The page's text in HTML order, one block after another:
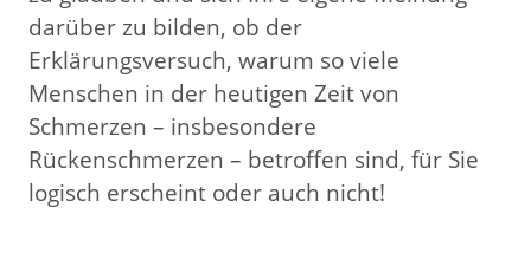
darüber zu bilden, ob der
Erklärungsversuch, warum so viele
Menschen in der heutigen Zeit von
Schmerzen – insbesondere
Rückenschmerzen – betroffen sind, für Sie
logisch erscheint oder auch nicht!